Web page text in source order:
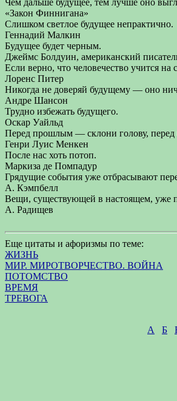
Чем дальше будущее, тем лучше оно
«Закон Финнигана»
Слишком светлое будущее непрактично.
Геннадий Малкин
Будущее будет черным.
Джеймс Болдуин, американский
Если верно, что человечество учится
Лоренс Питер
Никогда не доверяй будущему — оно
Андре Шансон
Трудно избежать будущего.
Оскар Уайльд
Перед прошлым — склони голову,
Генри Луис Менкен
После нас хоть потоп.
Маркиза де Помпадур
Грядущие события уже отбрасывают
А. Кэмпбелл
Вещи, существующей в настоящем, уже
А. Радищев
Еще цитаты и афоризмы по теме:
ЖИЗНЬ
МИР. МИРОТВОРЧЕСТВО. ВОЙНА
ПОТОМСТВО
ВРЕМЯ
ТРЕВОГА
А Б